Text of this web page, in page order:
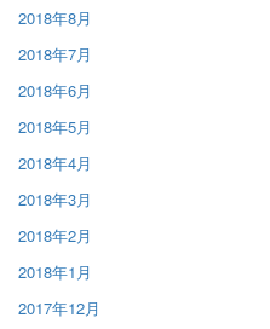
2018年8月
2018年7月
2018年6月
2018年5月
2018年4月
2018年3月
2018年2月
2018年1月
2017年12月